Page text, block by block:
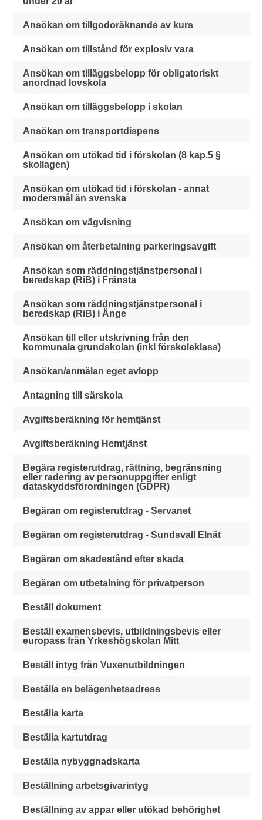
Ansökan om tillgodoräknande av kurs
Ansökan om tillstånd för explosiv vara
Ansökan om tilläggsbelopp för obligatoriskt
anordnad lovskola
Ansökan om tilläggsbelopp i skolan
Ansökan om transportdispens
Ansökan om utökad tid i förskolan (8 kap.5 §
skollagen)
Ansökan om utökad tid i förskolan - annat
modersmål än svenska
Ansökan om vägvisning
Ansökan om återbetalning parkeringsavgift
Ansökan som räddningstjänstpersonal i
beredskap (RiB) i Fränsta
Ansökan som räddningstjänstpersonal i
beredskap (RiB) i Ånge
Ansökan till eller utskrivning från den
kommunala grundskolan (inkl förskoleklass)
Ansökan/anmälan eget avlopp
Antagning till särskola
Avgiftsberäkning för hemtjänst
Avgiftsberäkning Hemtjänst
Begära registerutdrag, rättning, begränsning
eller radering av personuppgifter enligt
dataskyddsförordningen (GDPR)
Begäran om registerutdrag - Servanet
Begäran om registerutdrag - Sundsvall Elnät
Begäran om skadestånd efter skada
Begäran om utbetalning för privatperson
Beställ dokument
Beställ examensbevis, utbildningsbevis eller
europass från Yrkeshögskolan Mitt
Beställ intyg från Vuxenutbildningen
Beställa en belägenhetsadress
Beställa karta
Beställa kartutdrag
Beställa nybyggnadskarta
Beställning arbetsgivarintyg
Beställning av appar eller utökad behörighet